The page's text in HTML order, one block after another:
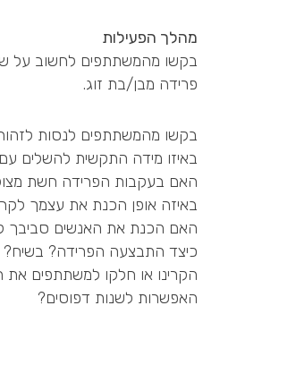
מהלך הפעילות
בקשו מהמשתתפים לחשוב על
פרידה מבן/בת זוג.
בקשו מהמשתתפים לנסות
באיזו מידה התקשית להשלים עם
האם בעקבות הפרידה חשת
באיזה אופן הכנת את עצמך
האם הכנת את האנשים סביבך
כיצד התבצעה הפרידה?
הקרינו או חלקו למשתתפים
האפשרות לשנות דפוסים?